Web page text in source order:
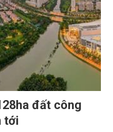
đất công
tới